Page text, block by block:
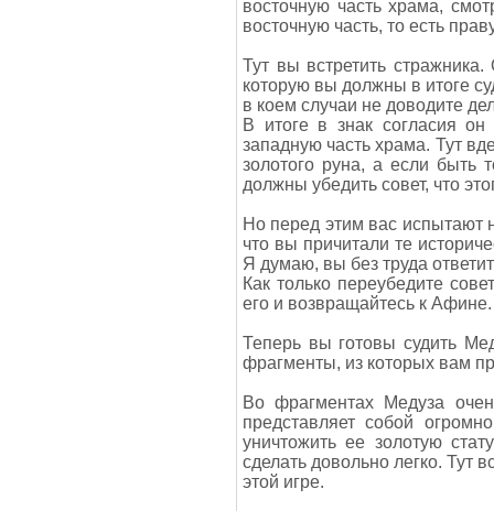
восточную часть храма,
восточную часть, то есть
Тут вы встретить
которую вы должны в итоге
в коем случаи не доводите
В итоге в знак согласия он
западную часть храма. Тут
золотого руна, а если быть
должны убедить совет, что
Но перед этим вас испытают
что вы причитали те
Я думаю, вы без труда
Как только переубедите
его и возвращайтесь к Афине.
Теперь вы готовы судить
фрагменты, из которых вам
Во фрагментах Медуза
представляет собой
уничтожить ее золотую
сделать довольно легко. Тут
этой игре.